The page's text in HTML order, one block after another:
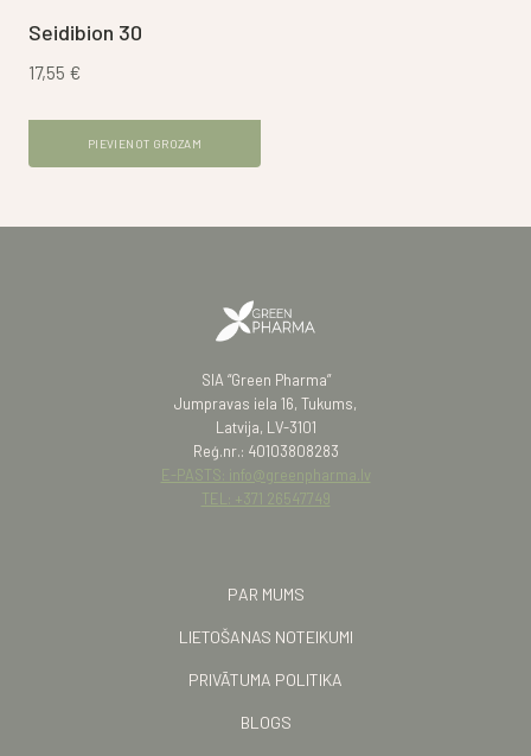
Seidibion 30
17,55 €
PIEVIENOT GROZAM
SIA “Green Pharma”
Jumpravas iela 16, Tukums,
Latvija, LV-3101
Reģ.nr.: 40103808283
E-PASTS: info@greenpharma.lv
TEL: +371 26547749
PAR MUMS
LIETOŠANAS NOTEIKUMI
PRIVĀTUMA POLITIKA
BLOGS